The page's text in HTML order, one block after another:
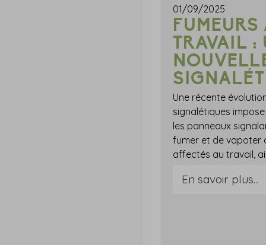
01/09/2025
FUMEURS
TRAVAIL :
Une récente
signalétiques
les panneaux
fumer et de vapoter
En savoir plus...